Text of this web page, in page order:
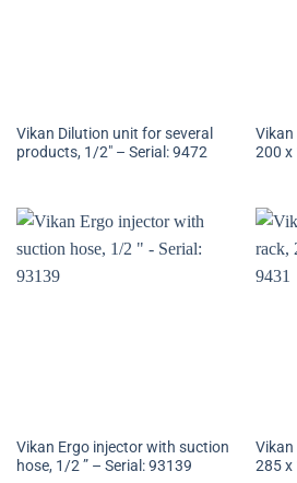
Vikan Dilution unit for several
products, 1/2″ – Serial: 9472
Vikan
200 x
Vikan Ergo injector with suction
hose, 1/2 ” – Serial: 93139
Vikan
285 x